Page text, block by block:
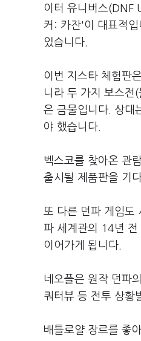
이터 유니버스(DNF
커: 카잔'이 대표적
있습니다.
이번 지스타 체험판
니라 두 가지 보스전
은 금물입니다. 상대
야 했습니다.
벡스코를 찾아온 관
출시될 제품판을 기
또 다른 던파 게임도
파 세계관의 14년 전
이어가게 됩니다.
네오플은 원작 던파
쿼터뷰 등 전투 상황
배틀로얄 장르를 좋